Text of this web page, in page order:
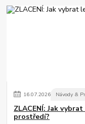
16.07.2026 Návody &
ZLACENÍ: Jak
prostředí?